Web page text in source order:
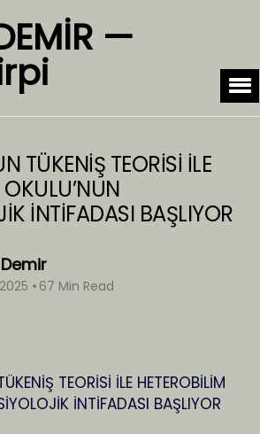
—
TÜKENİŞ TEORİSİ İLE
İNTİFADASI BAŞLIYOR
67 Min Read